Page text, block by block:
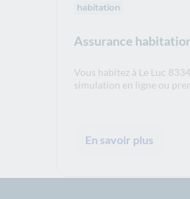
Assurance
habitation
Vous habitez à Le Luc
simulation en ligne ou
En savoir plus